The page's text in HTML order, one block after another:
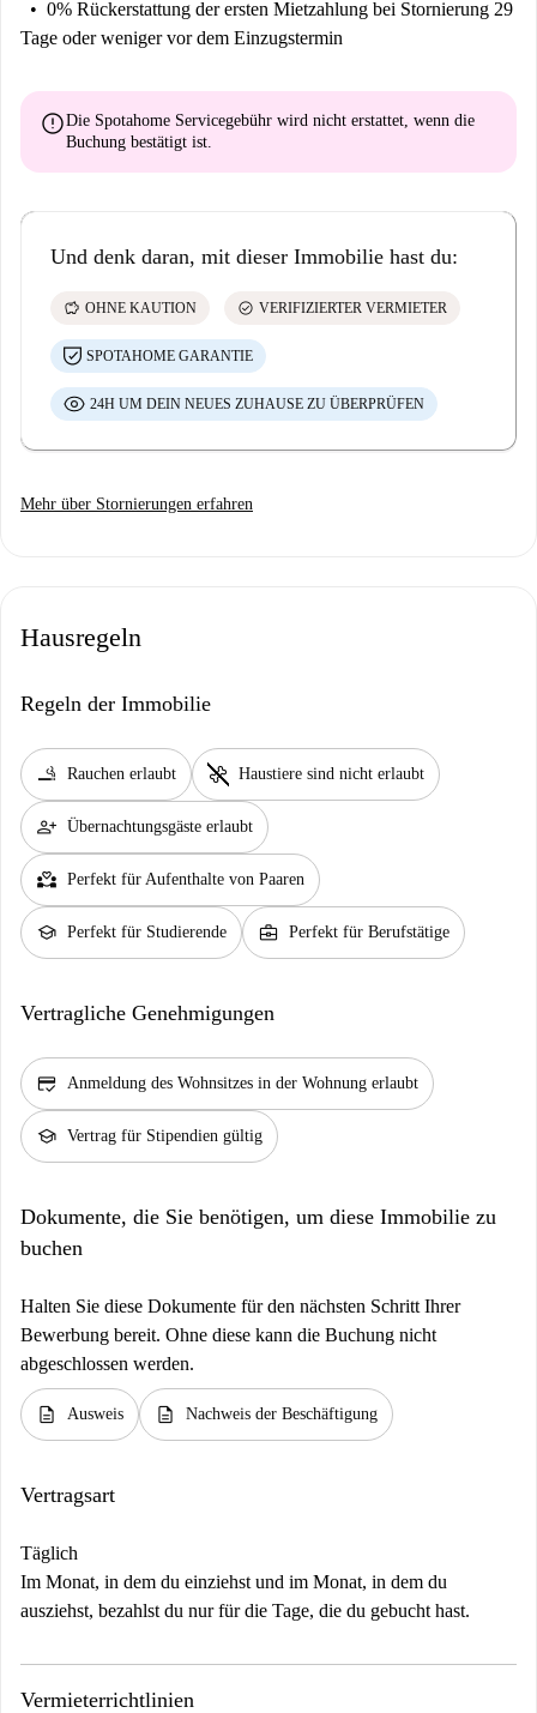
0% Rückerstattung der ersten Mietzahlung bei Stornierung 29
Tage oder weniger vor dem Einzugstermin
errorDie Spotahome Servicegebühr wird nicht erstattet, wenn die
Buchung bestätigt ist.
Und denk daran, mit dieser Immobilie hast du:
savings OHNE KAUTION check_circle VERIFIZIERTER VERMIETER
SPOTAHOME GARANTIE
24H UM DEIN NEUES ZUHAUSE ZU ÜBERPRÜFEN
Mehr über Stornierungen erfahren
Hausregeln
Regeln der Immobilie
smoking_rooms Rauchen erlaubt pet_supplies Haustiere sind nicht erlaubt
person_add Übernachtungsgäste erlaubt
partner_heart Perfekt für Aufenthalte von Paaren
school Perfekt für Studierende business_center Perfekt für Berufstätige
Vertragliche Genehmigungen
credit_score Anmeldung des Wohnsitzes in der Wohnung erlaubt
school Vertrag für Stipendien gültig
Dokumente, die Sie benötigen, um diese Immobilie zu
buchen
Halten Sie diese Dokumente für den nächsten Schritt Ihrer
Bewerbung bereit. Ohne diese kann die Buchung nicht
abgeschlossen werden.
description Ausweis description Nachweis der Beschäftigung
Vertragsart
Täglich
Im Monat, in dem du einziehst und im Monat, in dem du
ausziehst, bezahlst du nur für die Tage, die du gebucht hast.
Vermieterrichtlinien